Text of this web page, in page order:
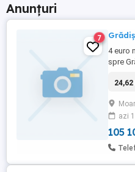
Anunțuri
7
4 euro
spre
mp
24,62
azi
105